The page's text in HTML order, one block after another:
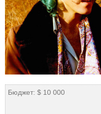
Бюджет: $ 10 000